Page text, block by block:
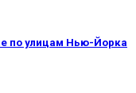
по улицам Нью-Йорка